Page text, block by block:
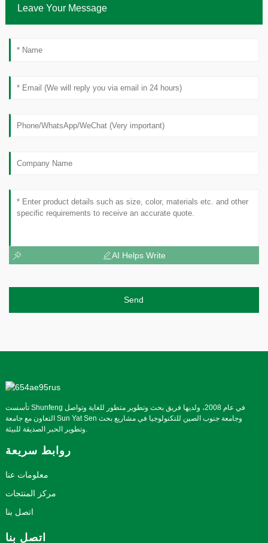
Leave Your Message
AI Helps Write
Send
تأسست Shunfeng في عام 2008، ولديها فريق بحث وتطوير متطور للغاية وتواصل
التعاون مع جامعة Sun Yat Sen وجامعة جنوب الصين للتكنولوجيا في مشاريع بحث
وتطوير الحبر الصديقة للبيئة.
روابط سريعة
معلومات عنا
مركز المنتجات
اتصل بنا
اتصل بنا